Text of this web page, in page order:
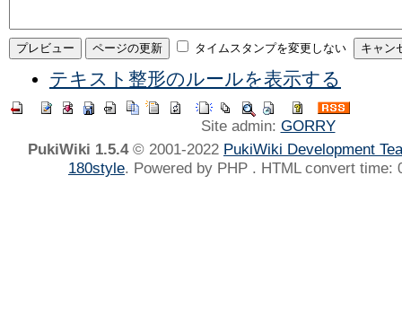
タイムスタンプを変更しない
テキスト整形のルールを表示する
Site admin: GORRY
PukiWiki 1.5.4© 2001-2022 PukiWiki Development
180style. Powered by PHP . HTML convert time: